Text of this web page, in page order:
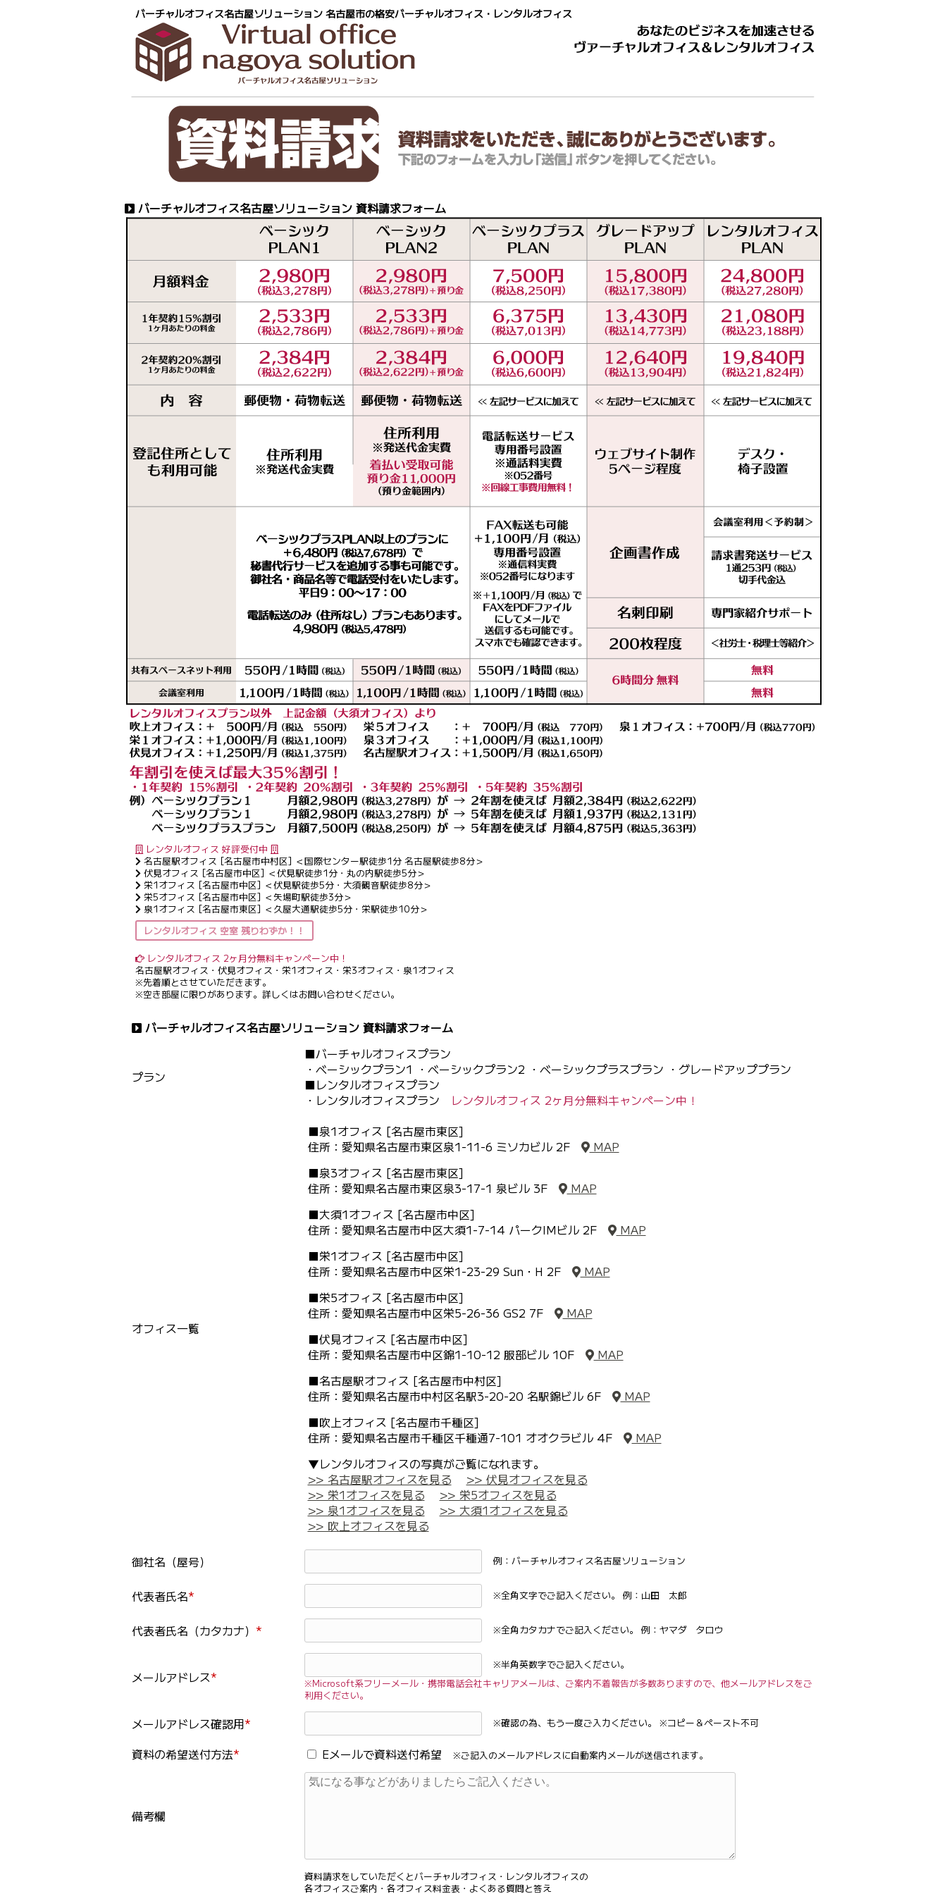
バーチャルオフィス名古屋ソリューション 名古屋市の格安バーチャルオフィス・レンタルオフィス
バーチャルオフィス名古屋ソリューション 資料請求フォーム
レンタルオフィス 好評受付中
名古屋駅オフィス [名古屋市中村区] ＜国際センター駅徒歩1分 名古屋駅徒歩8分＞
伏見オフィス [名古屋市中区] ＜伏見駅徒歩1分・丸の内駅徒歩5分＞
栄1オフィス [名古屋市中区] ＜伏見駅徒歩5分・大須観音駅徒歩8分＞
栄5オフィス [名古屋市中区] ＜矢場町駅徒歩3分＞
泉1オフィス [名古屋市東区] ＜久屋大通駅徒歩5分・栄駅徒歩10分＞
レンタルオフィス 空室 残りわずか！！
レンタルオフィス 2ヶ月分無料キャンペーン中！
名古屋駅オフィス・伏見オフィス・栄1オフィス・栄3オフィス・泉1オフィス
※先着順とさせていただきます。
※空き部屋に限りがあります。詳しくはお問い合わせください。
バーチャルオフィス名古屋ソリューション 資料請求フォーム
プラン
■バーチャルオフィスプラン
・ベーシックプラン1 ・ベーシックプラン2 ・ベーシックプラスプラン ・グレードアッププラン
■レンタルオフィスプラン
・レンタルオフィスプラン レンタルオフィス 2ヶ月分無料キャンペーン中！
オフィス一覧
■泉1オフィス [名古屋市東区]
住所：愛知県名古屋市東区泉1-11-6 ミソカビル 2F
MAP
■泉3オフィス [名古屋市東区]
住所：愛知県名古屋市東区泉3-17-1 泉ビル 3F
MAP
■大須1オフィス [名古屋市中区]
住所：愛知県名古屋市中区大須1-7-14 パークIMビル 2F
MAP
■栄1オフィス [名古屋市中区]
住所：愛知県名古屋市中区栄1-23-29 Sun・H 2F
MAP
■栄5オフィス [名古屋市中区]
住所：愛知県名古屋市中区栄5-26-36 GS2 7F
MAP
■伏見オフィス [名古屋市中区]
住所：愛知県名古屋市中区錦1-10-12 服部ビル 10F
MAP
■名古屋駅オフィス [名古屋市中村区]
住所：愛知県名古屋市中村区名駅3-20-20 名駅錦ビル 6F
MAP
■吹上オフィス [名古屋市千種区]
住所：愛知県名古屋市千種区千種通7-101 オオクラビル 4F
MAP
▼レンタルオフィスの写真がご覧になれます。
>> 名古屋駅オフィスを見る
>> 伏見オフィスを見る
>> 栄1オフィスを見る
>> 栄5オフィスを見る
>> 泉1オフィスを見る
>> 大須1オフィスを見る
>> 吹上オフィスを見る
御社名（屋号） 例：バーチャルオフィス名古屋ソリューション
代表者氏名* ※全角文字でご記入ください。 例：山田 太郎
代表者氏名 （カタカナ） * ※全角カタカナでご記入ください。 例：ヤマダ タロウ
メールアドレス*
※半角英数字でご記入ください。
※Microsoft系フリーメール・携帯電話会社キャリアメールは、 ご案内不着報告が多数ありますので、他メールアドレスをご
利用ください。
メールアドレス確認用* ※確認の為、もう一度ご入力ください。 ※コピー＆ペースト不可
資料の希望送付方法* Eメールで資料送付希望 ※ご記入のメールアドレスに自動案内メールが送信されます。
備考欄
資料請求をしていただくとバーチャルオフィス・レンタルオフィスの
各オフィスご案内・各オフィス料金表・よくある質問と答え